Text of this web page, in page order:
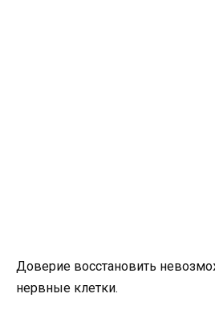
Доверие восстановить
нервные клетки.